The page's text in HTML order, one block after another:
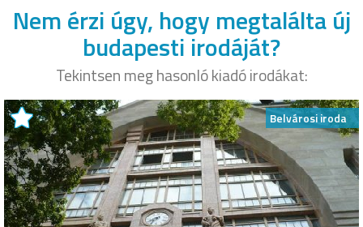
Nem érzi úgy, hogy megtalálta új
budapesti irodáját?
Tekintsen meg hasonló kiadó irodákat:
Belvárosi iroda